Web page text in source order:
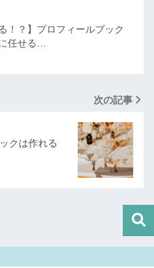
！？】プロフィールブック
任せる…
次の記事
クは作れる